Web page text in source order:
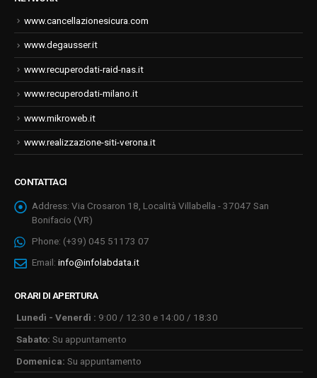
www.cancellazionesicura.com
www.degausser.it
www.recuperodati-raid-nas.it
www.recuperodati-milano.it
www.mikroweb.it
www.realizzazione-siti-verona.it
CONTATTACI
Address: Via Crosaron 18, Località Villabella - 37047 San
Bonifacio (VR)
Phone: (+39) 045 51173 07
Email: info@infolabdata.it
ORARI DI APERTURA
Lunedì - Venerdì : 9:00 / 12:30 e 14:00 / 18:30
Sabato: Su appuntamento
Domenica: Su appuntamento